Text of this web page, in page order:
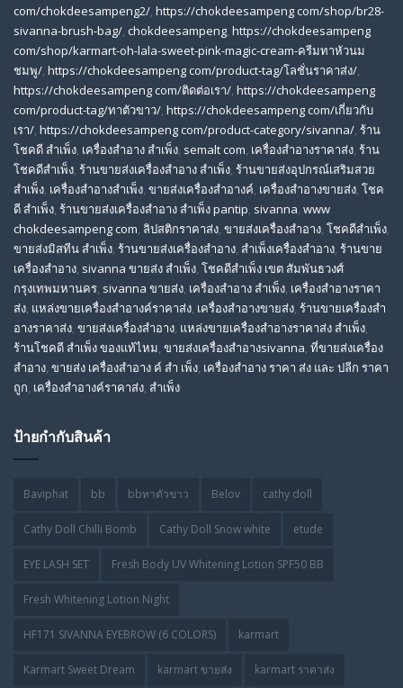
com/chokdeesampeng2/, https://chokdeesampeng com/shop/br28-
sivanna-brush-bag/, chokdeesampeng, https://chokdeesampeng
com/shop/karmart-oh-lala-sweet-pink-magic-cream-ครีมทาหัวนม
ชมพู/, https://chokdeesampeng com/product-tag/โลชั่นราคาส่ง/,
https://chokdeesampeng com/ติดต่อเรา/, https://chokdeesampeng
com/product-tag/ทาตัวขาว/, https://chokdeesampeng com/เกี่ยวกับ
เรา/, https://chokdeesampeng com/product-category/sivanna/, ร้าน
โชคดี สําเพ็ง, เครื่องสำอาง สำเพ็ง, semalt com, เครื่องสำอางราคาส่ง, ร้าน
โชคดีสำเพ็ง, ร้านขายส่งเครื่องสําอาง สําเพ็ง, ร้านขายส่งอุปกรณ์เสริมสวย
สําเพ็ง, เครื่องสำอางสำเพ็ง, ขายส่งเครื่องสำอางค์, เครื่องสำอางขายส่ง, โชค
ดี สําเพ็ง, ร้านขายส่งเครื่องสําอาง สําเพ็ง pantip, sivanna, www
chokdeesampeng com, ลิปสติกราคาส่ง, ขายส่งเครื่องสำอาง, โชคดีสำเพ็ง,
ขายส่งมิสทีน สําเพ็ง, ร้านขายส่งเครื่องสำอาง, สําเพ็งเครื่องสําอาง, ร้านขาย
เครื่องสำอาง, sivanna ขายส่ง สําเพ็ง, โชคดีสำเพ็ง เขต สัมพันธวงศ์
กรุงเทพมหานคร, sivanna ขายส่ง, เครื่องสําอาง สําเพ็ง, เครื่องสําอางราคา
ส่ง, แหล่งขายเครื่องสําอางค์ราคาส่ง, เครื่องสําอางขายส่ง, ร้านขายเครื่องสํา
อางราคาส่ง, ขายส่งเครื่องสําอาง, แหล่งขายเครื่องสําอางราคาส่ง สําเพ็ง,
ร้านโชคดี สําเพ็ง ของแท้ไหม, ขายส่งเครื่องสําอางsivanna, ที่ขายส่งเครื่อง
สําอาง, ขายส่ง เครื่องสำอาง ค์ สำ เพ็ง, เครื่องสำอาง ราคา ส่ง และ ปลีก ราคา
ถูก, เครื่องสำอางค์ราคาส่ง, สำเพ็ง
ป้ายกำกับสินค้า
Baviphat bb bbทาตัวขาว Belov cathy doll
Cathy Doll Chilli Bomb Cathy Doll Snow white etude
EYE LASH SET Fresh Body UV Whitening Lotion SPF50 BB
Fresh Whitening Lotion Night
HF171 SIVANNA EYEBROW (6 COLORS) karmart
Karmart Sweet Dream karmart ขายส่ง karmart ราคาส่ง